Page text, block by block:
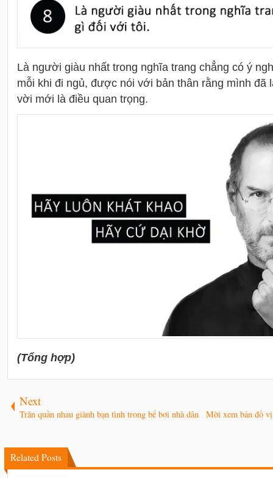
Là người giàu nhất trong nghĩa trang chẳng có ý
mỗi khi đi ngủ, được nói với bản thân rằng mình đã
vời mới là điều quan trọng.
(Tổng hợp)
Next
Trăn quần nhau giành bạn tình trong bể bơi nhà dân Mời xem bản đồ
Related Posts